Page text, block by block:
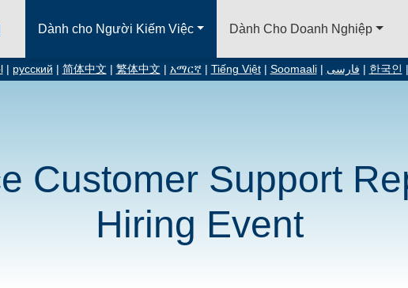
русский 简体中文 繁体中文 አማርኛ Tiếng Việt| Soomaali| فارسی 한국인
Dành cho Người Kiếm Việc Dành Cho Doanh Nghiệp
Customer Support
Hiring Event